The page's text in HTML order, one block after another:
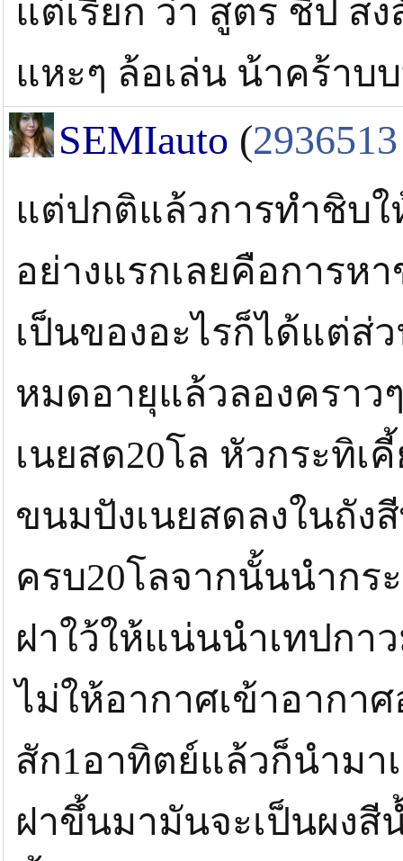
แต่เรียก ว่า สูตร ชิป
แหะๆ ล้อเล่น น้าคร้าบ
SEMIauto (2936513
แต่ปกติแล้วการทำชิบ
อย่างแรกเลยคือการห
เป็นของอะไรก็ได้แต่ส่
หมดอายุแล้วลองครา
เนยสด20โล หัวกระทิเ
ขนมปังเนยสดลงในถั
ครบ20โลจากนั้นนำก
ฝาใว้ให้แน่นนำเทปกา
ไม่ให้อากาศเข้าอากา
สัก1อาทิตย์แล้วก็นำมา
ฝาขึ้นมามันจะเป็นผงสี